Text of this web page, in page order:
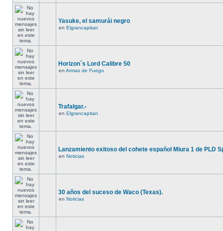
Yasuke, el samurái negro
en Elgrancapitan
Horizon´s Lord Calibre 50
en Armas de Fuego
Trafalgar.-
en Elgrancapitan
Lanzamiento exitoso del cohete español Miura 1 de PLD
en Noticias
30 años del suceso de Waco (Texas).
en Noticias